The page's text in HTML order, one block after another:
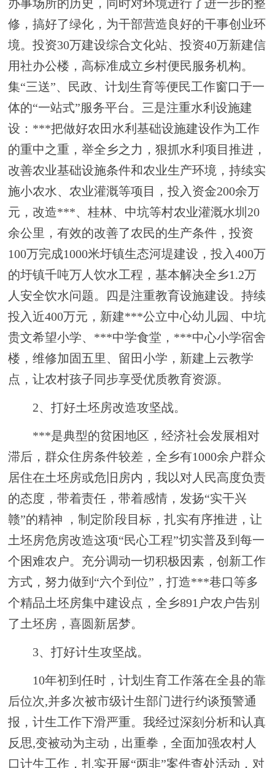
办事场所的历史，同时对环境进行了进一步的整
修，搞好了绿化，为干部营造良好的干事创业环
境。投资30万建设综合文化站、投资40万新建信
用社办公楼 ，高标准成立乡村便民服务机构。
集“三送”、民政、计划生育等便民工作窗口于一
体的“一站式”服务平台。 三是注重水利设施建
设 ： ***把做好农田水利基础设施建设作为工作
的重中之重，举全乡之力，狠抓水利项目推进，
改善农业基础设施条件和农业生产环境，持续实
施小农水、农业灌溉等项目，投入资金200余万
元，改造***、桂林、中坑等村农业灌溉水圳 20
余公里，有效的改善了农民的生产条件，投资
100万完成1000米圩镇生态河堤建设，投入400万
的圩镇千吨万人饮水工程，基本解决全乡1.2万
人安全饮水问题。 四是注重教育设施建设。持续
投入近400万元，新建***公立中心幼儿园、中坑
贵文希望小学、 ***中学食堂， ***中心小学宿舍
楼，维修加固五里、留田小学，新建上云教学
点 ，让农村孩子同步享受优质教育资源。
2、打好土坯房改造攻坚战。
***是典型的贫困地区，经济社会发展相对
滞后，群众住房条件较差，全乡有1000余户群众
居住在土坯房或危旧房内，我以对人民高度负责
的态度，带着责任，带着感情，发扬“实干兴
赣”的精神
，制定阶段目标，扎实有序推进，让
土坯房危房改造这项“民心工程”切实普及到每一
个困难农户。充分调动一切积极因素，创新工作
方式，努力做到“六个到位”，打造***巷口等多
个精品土坯房集中建设点，全乡891户农户告别
了土坯房，喜圆新居梦。
3、打好计生攻坚战。
10年初到任时 ，计划生育工作落在全县的靠
后位次,并多次被市级计生部门进行约谈预警通
报，计生工作下滑严重。我经过深刻分析和认真
反思,变被动为主动，出重拳，全面加强农村人
口计生工作，扎实开展“两非”案件查处活动，对